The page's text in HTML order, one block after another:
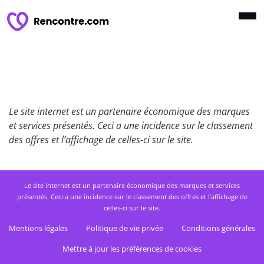
Le site internet est un partenaire économique des marques
et services présentés. Ceci a une incidence sur le classement
des offres et l’affichage de celles-ci sur le site.
Le site internet est un partenaire économique des marques et services
présentés. Ceci a une incidence sur le classement des offres et l’affichage de
celles-ci sur le site.
Mentions légales Politique de vie privée
Conditions générales
Mettre à jour les préférences de cookies